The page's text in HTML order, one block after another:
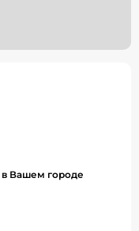
в Вашем городе